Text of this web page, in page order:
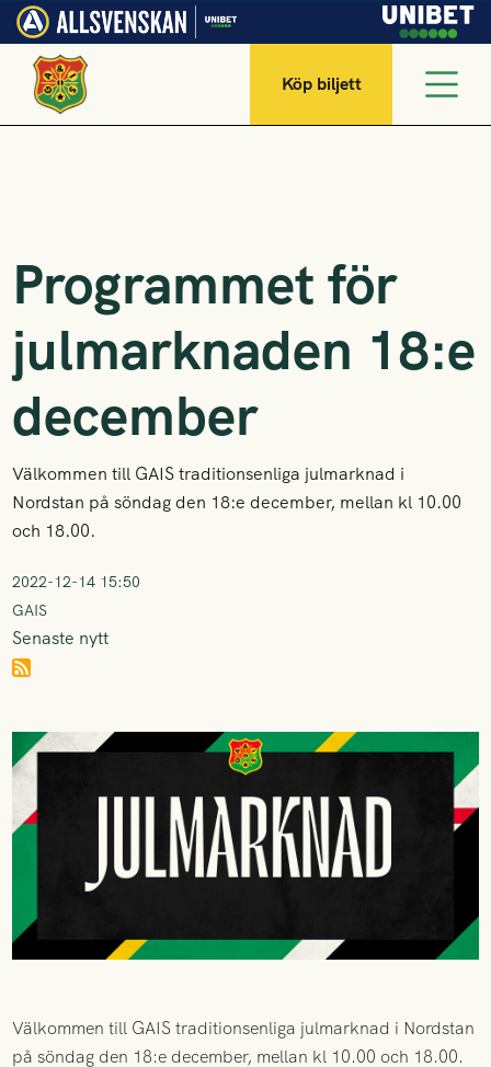
Köp biljett
Programmet för
julmarknaden 18:e
december
Välkommen till GAIS traditionsenliga julmarknad i
Nordstan på söndag den 18:e december, mellan kl 10.00
och 18.00.
2022-12-14 15:50
GAIS
Senaste nytt
Välkommen till GAIS traditionsenliga julmarknad i Nordstan
på söndag den 18:e december, mellan kl 10.00 och 18.00.